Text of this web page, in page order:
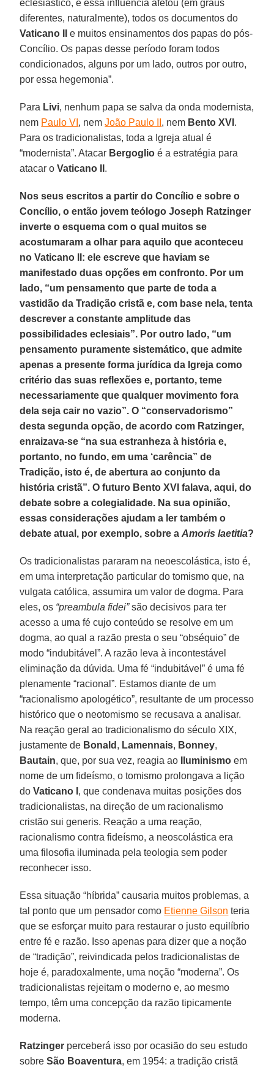
eclesiástico, e essa influência afetou (em graus
diferentes, naturalmente), todos os documentos do
Vaticano II
e muitos ensinamentos dos papas do pós-
Concílio. Os papas desse período foram todos
condicionados, alguns por um lado, outros por outro,
por essa hegemonia”.
Para Livi, nenhum papa se salva da onda modernista,
nem Paulo VI , nemJoão Paulo II , nem Bento XVI .
Para os tradicionalistas, toda a Igreja atual é
“modernista”. Atacar Bergoglio é a estratégia para
atacar oVaticano II .
Nos seus escritos a partir do Concílio e sobre o
Concílio, o então jovem teólogo Joseph Ratzinger
inverte o esquema com o qual muitos se
acostumaram a olhar para aquilo que aconteceu
no Vaticano II: ele escreve que haviam se
manifestado duas opções em confronto. Por um
lado, “um pensamento que parte de toda a
vastidão da Tradição cristã e, com base nela, tenta
descrever a constante amplitude das
possibilidades eclesiais”. Por outro lado, “um
pensamento puramente sistemático, que admite
apenas a presente forma jurídica da Igreja como
critério das suas reflexões e, portanto, teme
necessariamente que qualquer movimento fora
dela seja cair no vazio”. O “conservadorismo”
desta segunda opção, de acordo com Ratzinger,
enraizava-se “na sua estranheza à história e,
portanto, no fundo, em uma ‘carência” de
Tradição, isto é, de abertura ao conjunto da
história cristã”. O futuro Bento XVI falava, aqui, do
debate sobre a colegialidade. Na sua opinião,
essas considerações ajudam a ler também o
debate atual, por exemplo, sobre aAmoris laetitia?
Os tradicionalistas pararam na neoescolástica, isto é,
em uma interpretação particular do tomismo que, na
vulgata católica, assumira um valor de dogma. Para
eles, os “preambula fidei”são decisivos para ter
acesso a uma fé cujo conteúdo se resolve em um
dogma, ao qual a razão presta o seu “obséquio” de
modo “indubitável”. A razão leva à incontestável
eliminação da dúvida. Uma fé “indubitável” é uma fé
plenamente “racional”. Estamos diante de um
“racionalismo apologético”, resultante de um processo
histórico que o neotomismo se recusava a analisar.
Na reação geral ao tradicionalismo do século XIX,
justamente de Bonald , Lamennais, Bonney,
Bautain, que, por sua vez, reagia ao Iluminismo em
nome de um fideísmo, o tomismo prolongava a lição
doVaticano I , que condenava muitas posições dos
tradicionalistas, na direção de um racionalismo
cristão sui generis. Reação a uma reação,
racionalismo contra fideísmo, a neoscolástica era
uma filosofia iluminada pela teologia sem poder
reconhecer isso.
Essa situação “híbrida” causaria muitos problemas, a
tal ponto que um pensador como Etienne Gilson teria
que se esforçar muito para restaurar o justo equilíbrio
entre fé e razão. Isso apenas para dizer que a noção
de “tradição”, reivindicada pelos tradicionalistas de
hoje é, paradoxalmente, uma noção “moderna”. Os
tradicionalistas rejeitam o moderno e, ao mesmo
tempo, têm uma concepção da razão tipicamente
moderna.
Ratzinger perceberá isso por ocasião do seu estudo
sobreSão Boaventura, em 1954: a tradição cristã